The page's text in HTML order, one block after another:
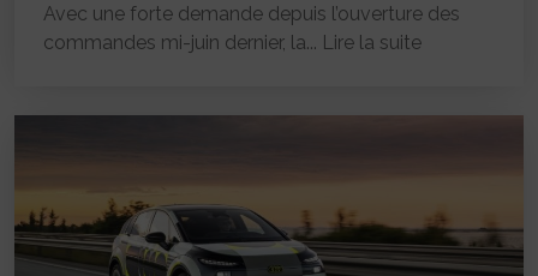
Avec une forte demande depuis l’ouverture des
commandes mi-juin dernier, la... Lire la suite